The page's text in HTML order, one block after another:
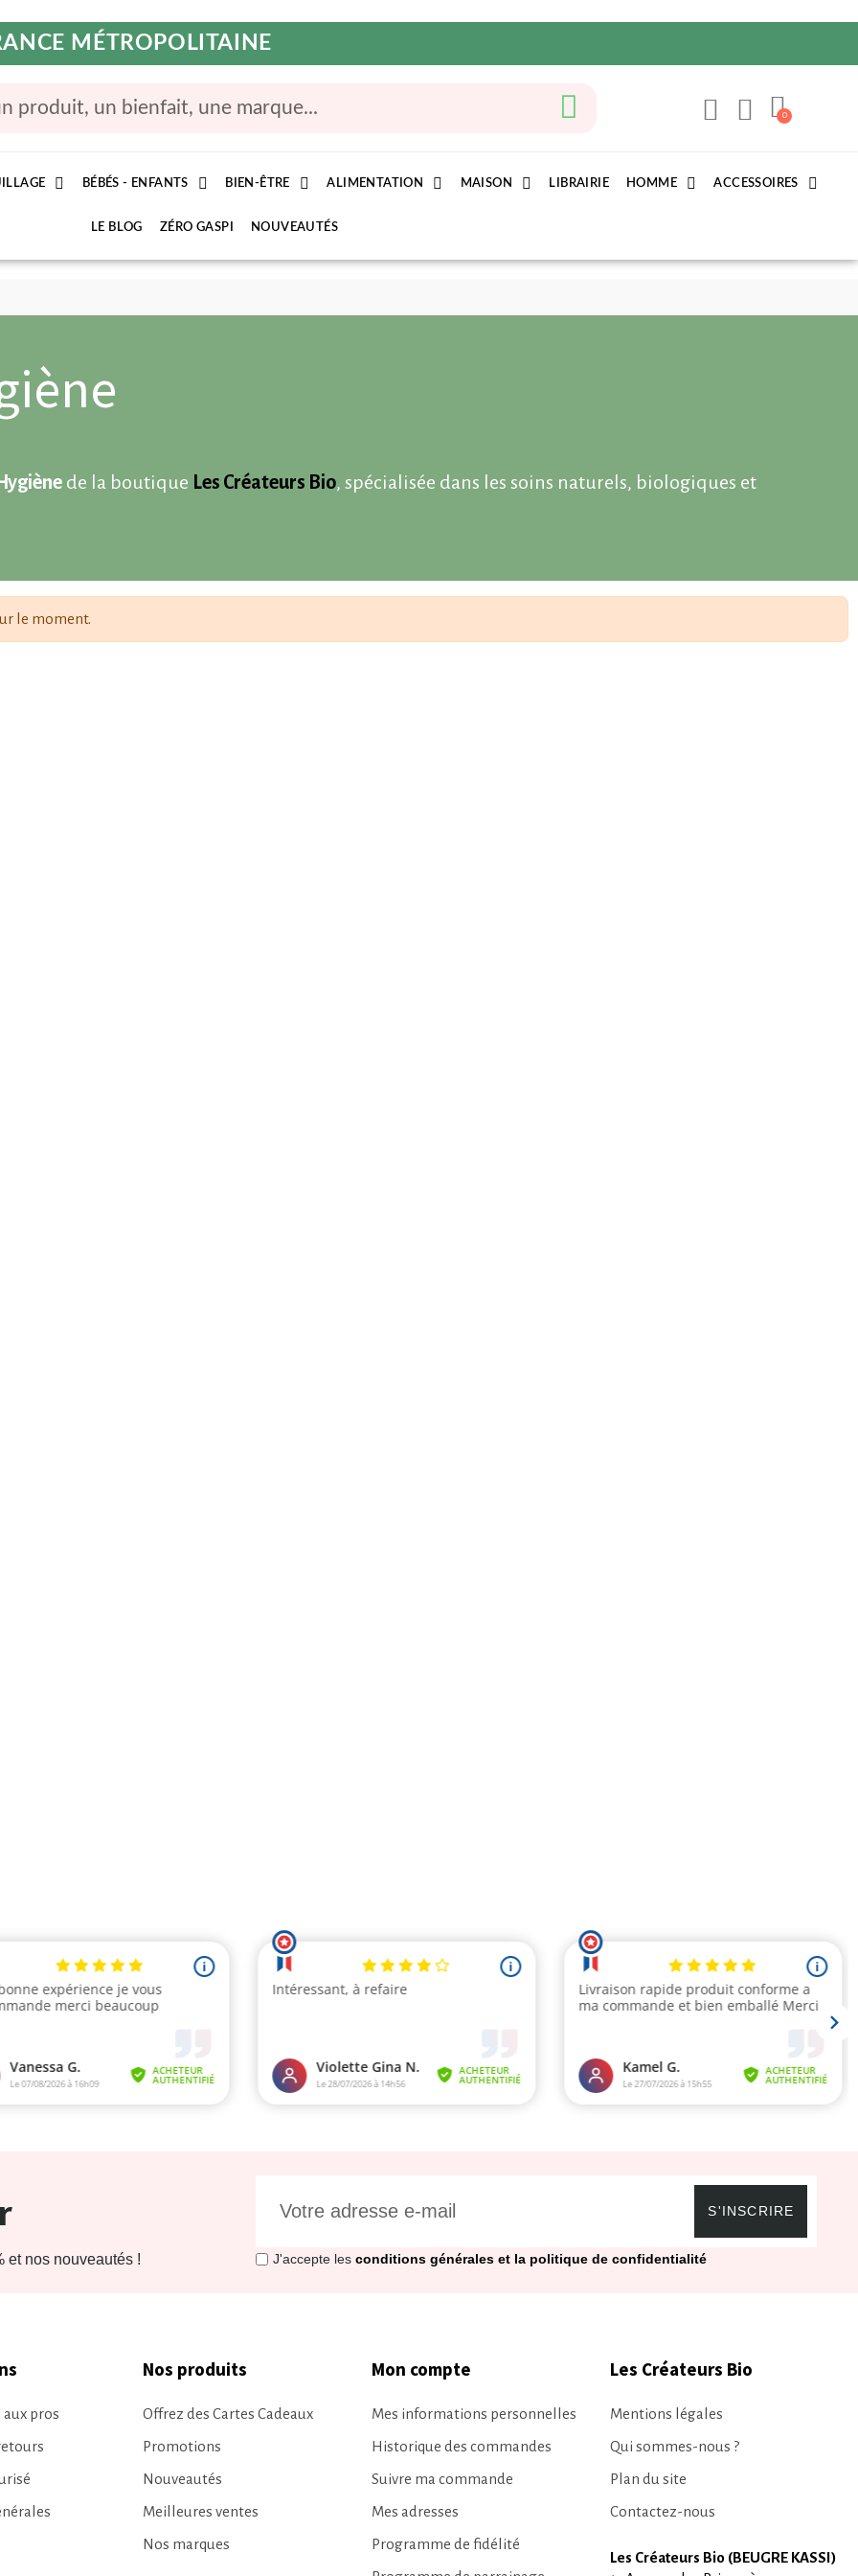
MÉTROPOLITAINE
BÉBÉS - ENFANTS BIEN-ÊTRE ALIMENTATION MAISON LIBRAIRIE HOMME ACCESSOIRES
LE BLOG ZÉRO GASPI NOUVEAUTÉS
de la boutique Les Créateurs Bio, spécialisée dans les soins naturels, biologiques et
bio,maquillage bioainsi que dessoins bio pour bébés et enfants.
naturels et biologiques, riches en actifs végétaux, adaptés à tous les types de peau, même les
en respectant la peau. Les formules privilégient les ingrédients d’origine naturelle.
le moment.
et nos nouveautés !
S'INSCRIRE
J'accepte les conditions générales et la politique de confidentialité
aux pros
Nos produits
Offrez des Cartes Cadeaux
Promotions
Nouveautés
Meilleures ventes
Nos marques
Mon compte
Mes informations personnelles
Historique des commandes
Suivre ma commande
Mes adresses
Programme de fidélité
Les Créateurs Bio
Mentions légales
Qui sommes-nous ?
Plan du site
Contactez-nous
Les Créateurs Bio (BEUGRE KASSI)